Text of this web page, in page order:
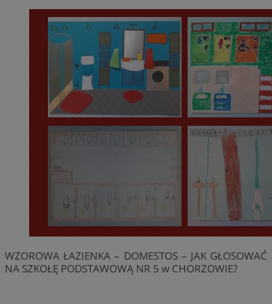
WZOROWA ŁAZIENKA – DOMESTOS – JAK GŁOSOWAĆ
NA SZKOŁĘ PODSTAWOWĄ NR 5 w CHORZOWIE?